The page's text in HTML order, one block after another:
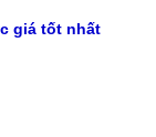
giá tốt nhất